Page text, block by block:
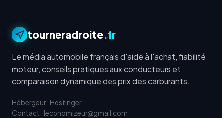
tourneradroite.fr
Le média automobile français d'aide à l'achat, fiabilité
moteur, conseils pratiques aux conducteurs et
comparaison dynamique des prix des carburants.
Hébergeur : Hostinger
Contact : leconomizeur@gmail.com